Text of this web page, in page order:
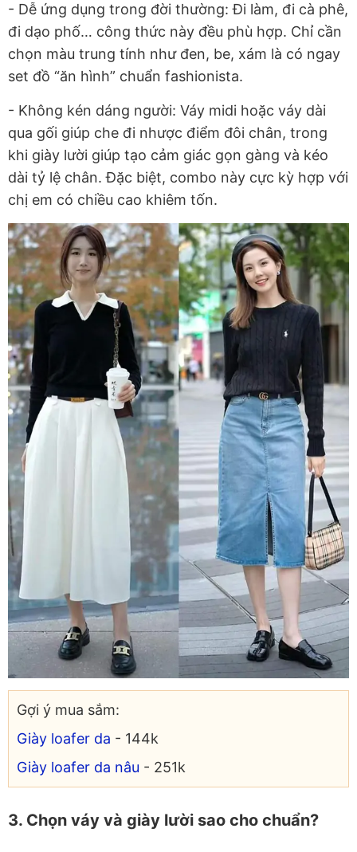
- Dễ ứng dụng trong đời thường: Đi làm, đi cà phê,
đi dạo phố… công thức này đều phù hợp. Chỉ cần
chọn màu trung tính như đen, be, xám là có ngay
set đồ “ăn hình” chuẩn fashionista.
- Không kén dáng người: Váy midi hoặc váy dài
qua gối giúp che đi nhược điểm đôi chân, trong
khi giày lười giúp tạo cảm giác gọn gàng và kéo
dài tỷ lệ chân. Đặc biệt, combo này cực kỳ hợp với
chị em có chiều cao khiêm tốn.
Gợi ý mua sắm:
Giày loafer da - 144k
Giày loafer da nâu - 251k
3. Chọn váy và giày lười sao cho chuẩn?